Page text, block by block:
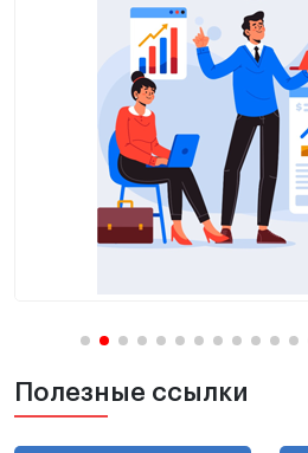
Полезные ссылки